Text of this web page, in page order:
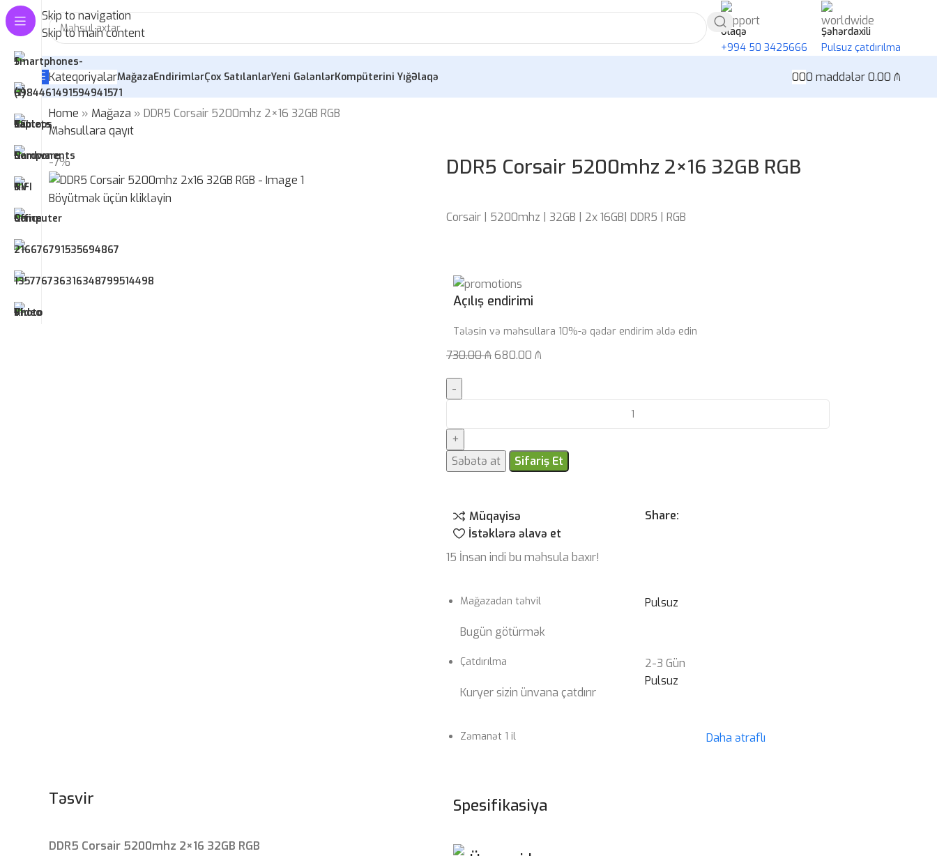
Skip to navigation
Skip to main content
Əlaqə
+994 50 3425666
Şəhərdaxili
Pulsuz çatdırılma
KateqoriyalarMağazaEndirimlərÇox SatılanlarYeni GələnlərKompüterini YığƏlaqə 000 maddələr0.00 ₼
Home » Mağaza » DDR5 Corsair 5200mhz 2×16 32GB RGB
Məhsullara qayıt
-7%
Böyütmək üçün klikləyin
DDR5 Corsair 5200mhz 2×16 32GB RGB
Corsair | 5200mhz | 32GB | 2x 16GB| DDR5 | RGB
Açılış endirimi
Tələsin və məhsullara 10%-ə qədər endirim əldə edin
730.00₼680.00 ₼
Səbətə at Sifariş Et
Müqayisə
İstəklərə əlavə et
Share:
15 İnsan indi bu məhsula baxır!
Mağazadan təhvil
Bugün götürmək
Pulsuz
Çatdırılma
Kuryer sizin ünvana çatdırır
2-3 Gün
Pulsuz
Zəmanət 1 il Daha ətraflı
Təsvir
DDR5 Corsair 5200mhz 2×16 32GB RGB
Spesifikasiya